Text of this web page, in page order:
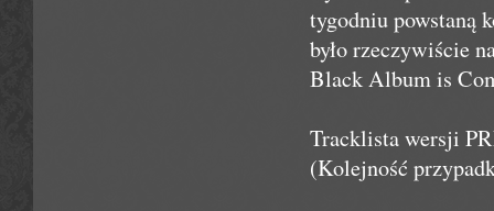
tygodniu powstaną
było rzeczywiście
Black Album is
Tracklista wersji
(Kolejność